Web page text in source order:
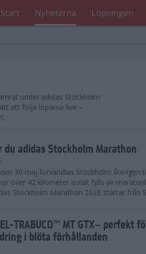
Start Nyheterna Löpningen
under adidas Stockholm
att följa löparna live –
du adidas Stockholm Marathon
30 maj förvandlas Stockholm återigen
över 42 kilometer asfalt fylls av
Stockholm Marathon 2026 startar från
TRABUCO™ MT GTX– perfekt
i blöta förhållanden